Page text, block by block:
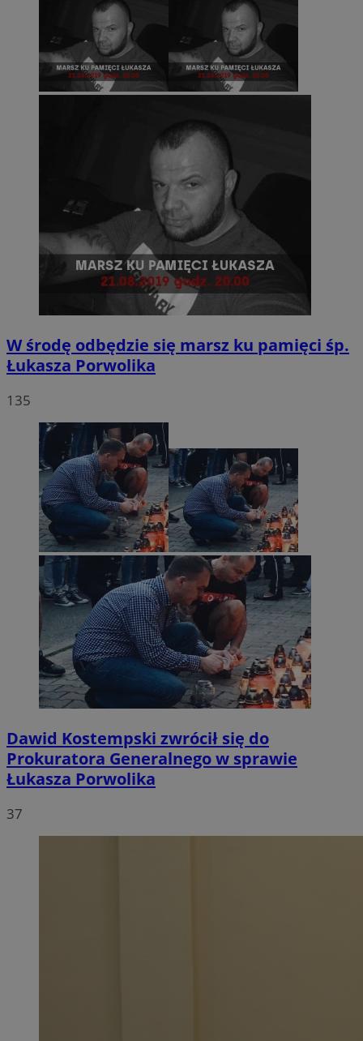
W środę odbędzie się marsz ku pamięci śp.
Łukasza Porwolika
135
Dawid Kostempski zwrócił się do
Prokuratora Generalnego w sprawie
Łukasza Porwolika
37